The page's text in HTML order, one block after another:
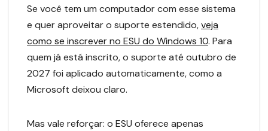
Se você tem um computador com esse sistema
e quer aproveitar o suporte estendido,veja
como se inscrever no ESU do Windows 10. Para
quem já está inscrito, o suporte até outubro de
2027 foi aplicado automaticamente, como a
Microsoft deixou claro.
Mas vale reforçar: o ESU oferece apenas